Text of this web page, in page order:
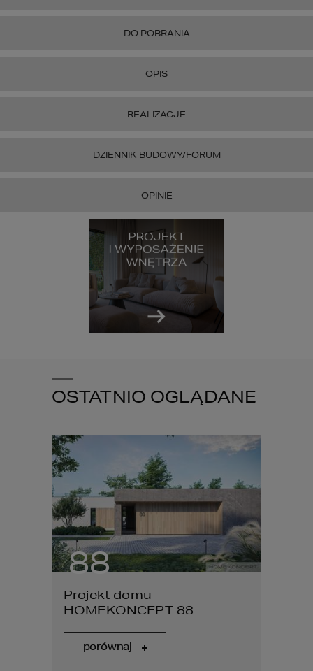
DO POBRANIA
OPIS
REALIZACJE
DZIENNIK BUDOWY/FORUM
OPINIE
OSTATNIO OGLĄDANE
88
Projekt domu
HOMEKONCEPT 88
porównaj